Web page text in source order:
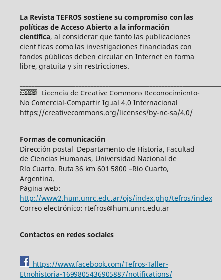
La Revista TEFROS sostiene su compromiso con las
políticas de Acceso Abierto a la información
científica, al considerar que tanto las publicaciones
científicas como las investigaciones financiadas con
fondos públicos deben circular en Internet en forma
libre, gratuita y sin restricciones.
Licencia de Creative Commons Reconocimiento-
No Comercial-Compartir Igual 4.0 Internacional
https://creativecommons.org/licenses/by-nc-sa/4.0/
Formas de comunicación
Dirección postal: Departamento de Historia, Facultad
de Ciencias Humanas, Universidad Nacional de
Río Cuarto. Ruta 36 km 601 5800 –Río Cuarto,
Argentina.
Página web:
http://www2.hum.unrc.edu.ar/ojs/index.php/tefros/index
Correo electrónico: rtefros@hum.unrc.edu.ar
Contactos en redes sociales
https://www.facebook.com/Tefros-Taller-
Etnohistoria-1699805436905887/notifications/